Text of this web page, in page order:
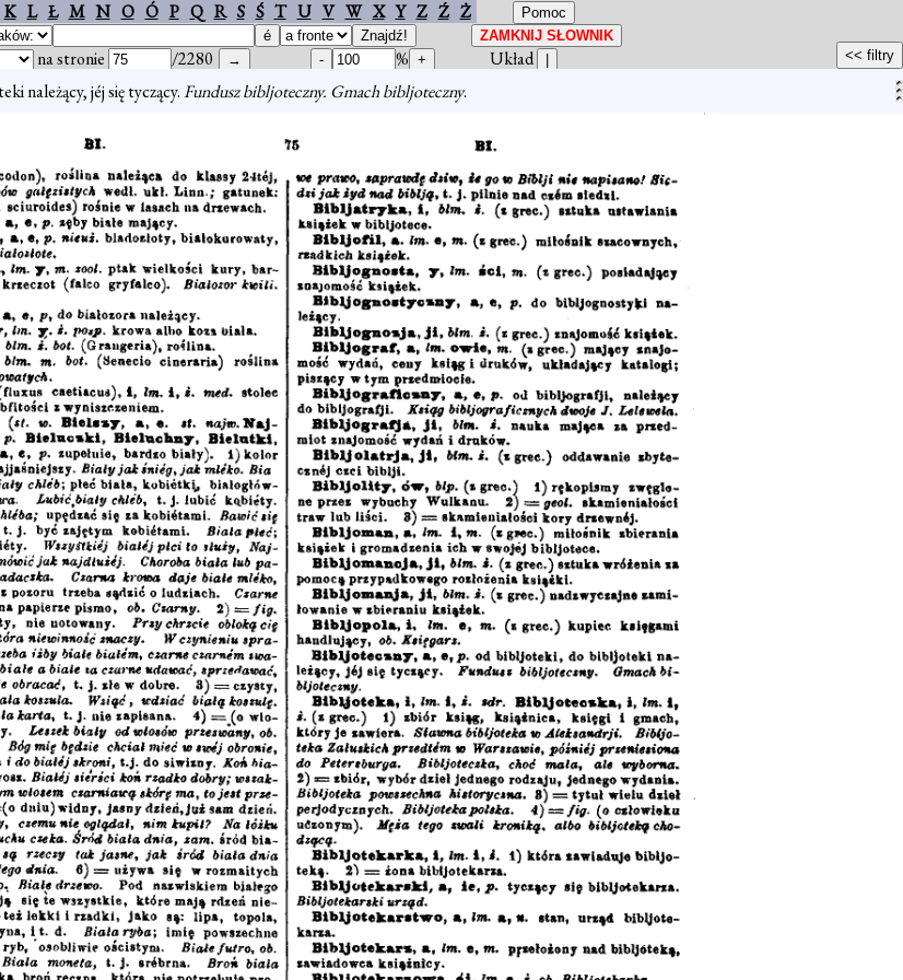
K L Ł M N O Ó P Q R S Ś T U V W X Y Z Ź Ż
na stronie /2280 %
Układ
należący, jéj się tyczący.Fundusz bibljoteczny. Gmach bibljoteczny.